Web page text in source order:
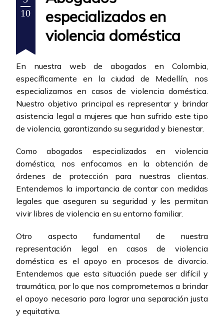
10
especializados en
violencia doméstica
En nuestra web de abogados en Colombia,
específicamente en la ciudad de Medellín, nos
especializamos en casos de violencia doméstica.
Nuestro objetivo principal es representar y brindar
asistencia legal a mujeres que han sufrido este tipo
de violencia, garantizando su seguridad y bienestar.
Como abogados especializados en violencia
doméstica, nos enfocamos en la obtención de
órdenes de protección para nuestras clientas.
Entendemos la importancia de contar con medidas
legales que aseguren su seguridad y les permitan
vivir libres de violencia en su entorno familiar.
Otro aspecto fundamental de nuestra
representación legal en casos de violencia
doméstica es el apoyo en procesos de divorcio.
Entendemos que esta situación puede ser difícil y
traumática, por lo que nos comprometemos a brindar
el apoyo necesario para lograr una separación justa
y equitativa.